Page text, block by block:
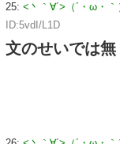
25: <丶｀∀´>（´・ω・
ID:5vdI/L1D
文のせいでは